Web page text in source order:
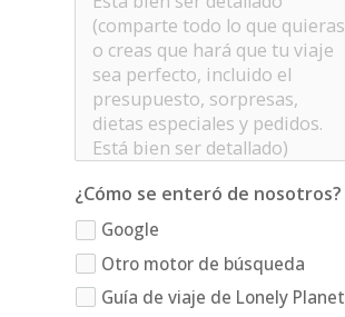
¿Cómo se enteró de nosotros?
Google
Otro motor de búsqueda
Guía de viaje de Lonely Planet